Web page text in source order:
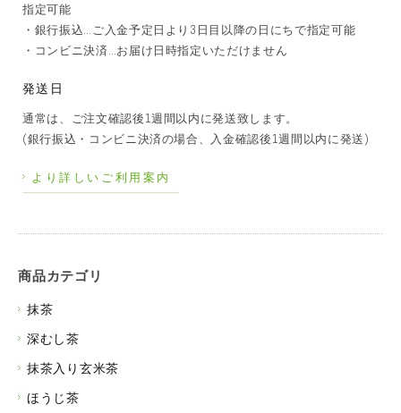
指定可能
・銀行振込…ご入金予定日より3日目以降の日にちで指定可能
・コンビニ決済…お届け日時指定いただけません
発送日
通常は、ご注文確認後1週間以内に発送致します。
(銀行振込・コンビニ決済の場合、入金確認後1週間以内に発送)
より詳しいご利用案内
商品カテゴリ
抹茶
深むし茶
抹茶入り玄米茶
ほうじ茶